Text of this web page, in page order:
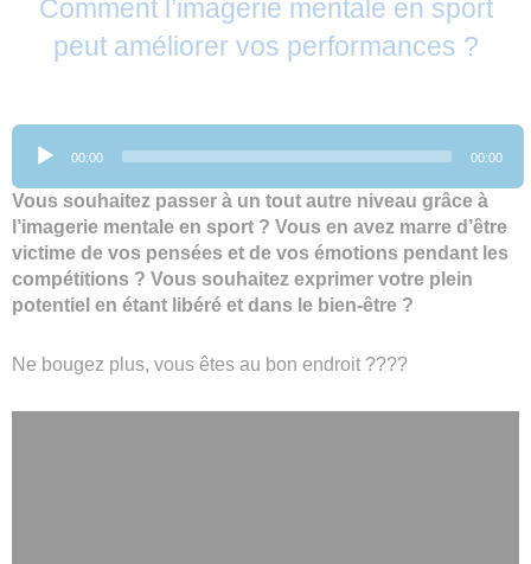
Comment l’imagerie mentale en sport
peut améliorer vos performances ?
Lecteur
audio
00:00 00:00
Vous souhaitez passer à un tout autre niveau grâce à
l’imagerie mentale en sport ? Vous en avez marre d’être
victime de vos pensées et de vos émotions pendant les
compétitions ? Vous souhaitez exprimer votre plein
potentiel en étant libéré et dans le bien-être ?
Ne bougez plus, vous êtes au bon endroit ????